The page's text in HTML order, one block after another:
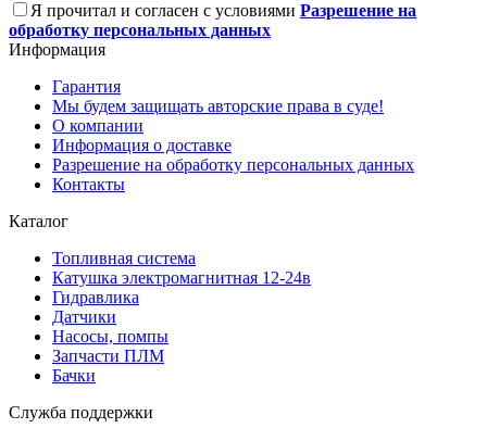
Я прочитал и согласен с условиями Разрешение на
обработку персональных данных
Информация
Гарантия
Мы будем защищать авторские права в суде!
О компании
Информация о доставке
Разрешение на обработку персональных данных
Контакты
Каталог
Топливная система
Катушка электромагнитная 12-24в
Гидравлика
Датчики
Насосы, помпы
Запчасти ПЛМ
Бачки
Служба поддержки